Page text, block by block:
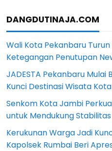
DANGDUTINAJA.COM
Wali Kota Pekanbaru
Ketegangan Penutupan
JADESTA Pekanbaru
Kunci Destinasi Wisata Kota
Senkom Kota Jambi
untuk Mendukung
Kerukunan Warga Jadi
Kapolsek Rumbai Beri